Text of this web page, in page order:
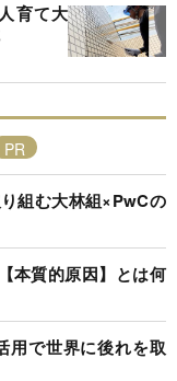
育て大
組む大林組×PwCの
本質的原因】とは何
用で世界に後れを取